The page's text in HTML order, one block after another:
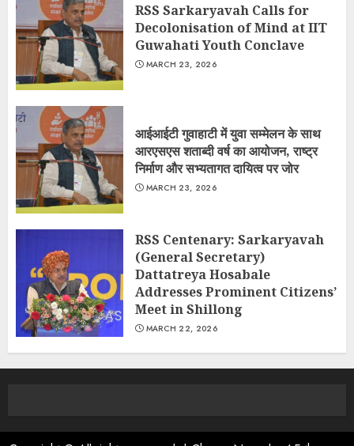
RSS Sarkaryavah Calls for
Decolonisation of Mind at IIT
Guwahati Youth Conclave
MARCH 23, 2026
आईआईटी गुवाहाटी में युवा सम्मेलन के साथ
आरएसएस शताब्दी वर्ष का आयोजन, राष्ट्र
निर्माण और सभ्यतागत दायित्व पर जोर
MARCH 23, 2026
RSS Centenary: Sarkaryavah
(General Secretary)
Dattatreya Hosabale
Addresses Prominent Citizens’
Meet in Shillong
MARCH 22, 2026